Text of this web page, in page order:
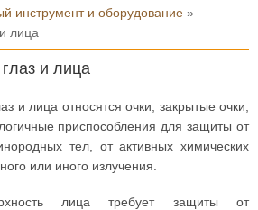
инструмент и оборудование »
лица
и лица
и лица относятся очки, закрытые очки,
приспособления для защиты от
тел, от активных химических
или иного излучения.
лица требует защиты от